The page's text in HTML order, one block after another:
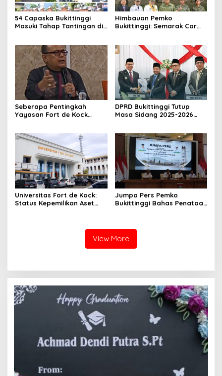
54 Capaska Bukittinggi
Masuki Tahap Tantingan di
Himbauan Pemko
Bukittinggi: Semarak Car
Militer (KODAM) XX/Tuanku
Imam Bonjol
Seberapa Pentingkah
Yayasan Fort de Kock
Jam Gadang?
DPRD Bukittinggi Tutup
Masa Sidang 2025-2026
Beri Apresiasi
Universitas Fort de Kock:
Status Kepemilikan Aset
Nomor 2108/K/Pdt/2022
Jumpa Pers Pemko
Bukittinggi Bahas Penataan
View More